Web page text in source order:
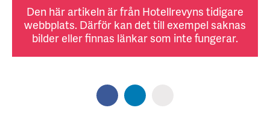
Den här artikeln är från Hotellrevyns tidigare
webbplats. Därför kan det till exempel saknas
bilder eller finnas länkar som inte fungerar.